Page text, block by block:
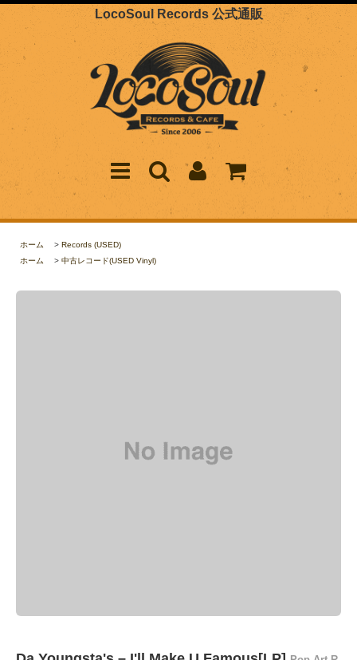
LocoSoul Records 公式通販
ホーム > Records (USED)
ホーム
> 中古レコード(USED Vinyl)